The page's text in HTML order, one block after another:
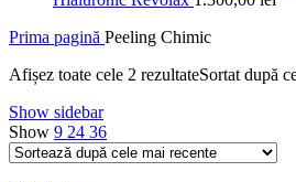
Prima pagină Peeling Chimic
Afișez toate cele 2 rezultateSortat după
Show sidebar
Show 9 24 36